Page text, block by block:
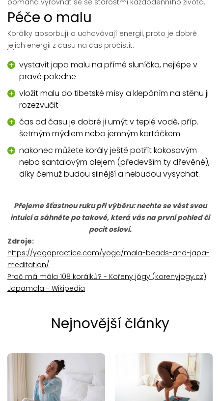
Péče o malu
Korálky absorbují a uchovávají energii, proto je dobré
jejich energii z času na čas pročistit:
vystavit japa malu na přímé sluníčko, nejlépe v
pravé poledne
vložit malu do tibetské mísy a klepáním na stěnu ji
rozezvučit
čas od času je dobré ji umýt v teplé vodě, příp.
šetrným mýdlem nebo jemným kartáčkem
nakonec můžete korály ještě potřít kokosovým
nebo santalovým olejem (především ty dřevěné),
díky čemuž budou silnější a nebudou vysychat.
Přejeme šťastnou ruku při výběru: nechte se vést svou
intuicí a sáhněte po takové, která vás na první pohled či
pocit osloví.
Zdroje:
https://yogapractice.com/yoga/mala-beads-and-japa-
meditation/
Proč má mála 108 korálků? - Kořeny jógy (korenyjogy.cz)
Japamala - Wikipedia
Nejnovější články